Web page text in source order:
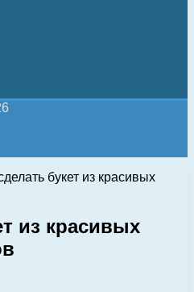
букет из красивых
из красивых